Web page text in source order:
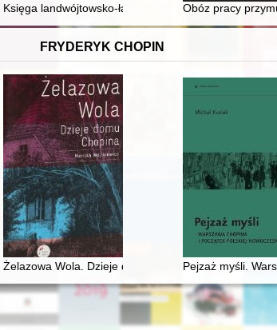
(1972-1985)
Księga landwójtowsko-ławnicza Koła 1480-1544
Obóz pracy
FRYDERYK CHOPIN
Henryka Siemiradzkiego
z Fryderykiem Chopinem
Żelazowa Wola. Dzieje domu ChopinaPejzaż myśli.